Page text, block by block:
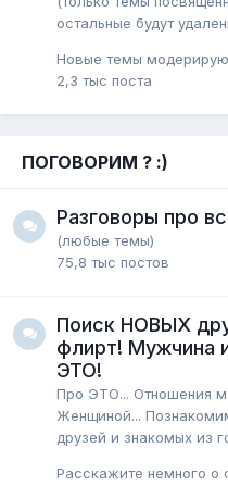
остальные будут
Новые темы
2,3 тыс поста
ПОГОВОРИМ ? :)
Разговоры про
(любые темы)
75,8 тыс постов
Поиск НОВЫХ
флирт! Мужчина
ЭТО!
Про ЭТО... Отношения
Женщиной...
друзей и знакомых из
Расскажите немного о